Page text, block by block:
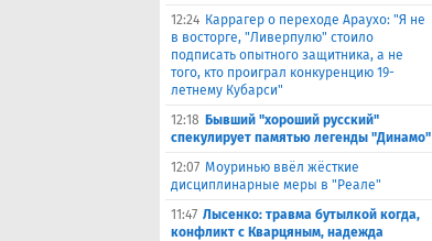
12:24 Каррагер о переходе Араухо: "Я не
в восторге, "Ливерпулю" стоило
подписать опытного защитника, а не
того, кто проиграл конкуренцию 19-
летнему Кубарси"
12:18 Бывший "хороший русский"
спекулирует памятью легенды "Динамо"
12:07 Моуринью ввёл жёсткие
дисциплинарные меры в "Реале"
11:47 Лысенко: травма бутылкой когда,
конфликт с Кварцяным, надежда